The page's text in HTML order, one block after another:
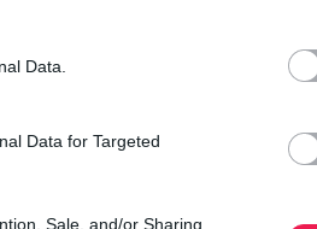
Data.
Data for Targeted
Sale, and/or Sharing